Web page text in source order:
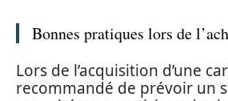
Bonnes pratiques lors de
Lors de l’acquisition d’une
recommandé de prévoir un